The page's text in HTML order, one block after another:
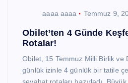
aaaa aaaa Temmuz 9,
Obilet’ten 4 Günde
Rotalar!
Obilet, 15 Temmuz Milli Birlik ve
günlük izinle 4 günlük bir tatile